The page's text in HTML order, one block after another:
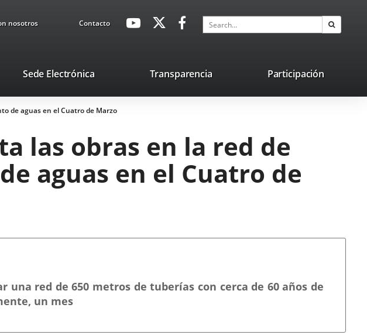
nosotros ContactoavaHeaderSocial
Link
Link
application.
application.
Search
Sede ElectrónicaLink
external
application.
Transparencia Participación
de aguas en el Cuatro de Marzo
las obras en la red de
aguas en el Cuatro de
una red de 650 metros de tuberías con cerca de 60 años de
un mes